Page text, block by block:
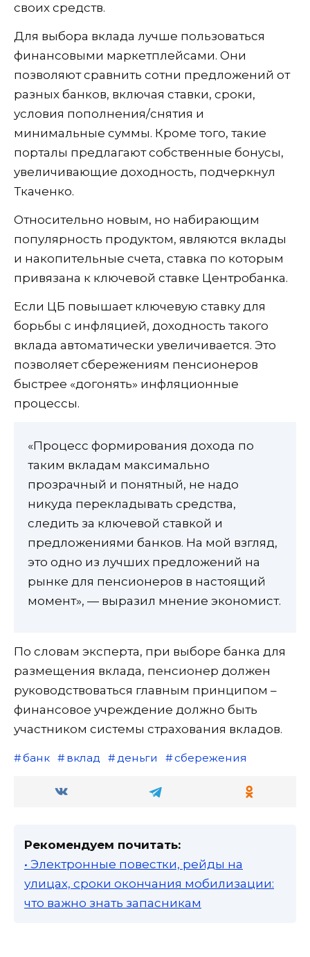
своих средств.
Для выбора вклада лучше пользоваться
финансовыми маркетплейсами. Они
позволяют сравнить сотни предложений от
разных банков, включая ставки, сроки,
условия пополнения/снятия и
минимальные суммы. Кроме того, такие
порталы предлагают собственные бонусы,
увеличивающие доходность, подчеркнул
Ткаченко.
Относительно новым, но набирающим
популярность продуктом, являются вклады
и накопительные счета, ставка по которым
привязана к ключевой ставке Центробанка.
Если ЦБ повышает ключевую ставку для
борьбы с инфляцией, доходность такого
вклада автоматически увеличивается. Это
позволяет сбережениям пенсионеров
быстрее «догонять» инфляционные
процессы.
«Процесс формирования дохода по
таким вкладам максимально
прозрачный и понятный, не надо
никуда перекладывать средства,
следить за ключевой ставкой и
предложениями банков. На мой взгляд,
это одно из лучших предложений на
рынке для пенсионеров в настоящий
момент», — выразил мнение экономист.
По словам эксперта, при выборе банка для
размещения вклада, пенсионер должен
руководствоваться главным принципом –
финансовое учреждение должно быть
участником системы страхования вкладов.
банк вклад деньги сбережения
Рекомендуем почитать:
• Электронные повестки, рейды на
улицах, сроки окончания мобилизации:
что важно знать запасникам